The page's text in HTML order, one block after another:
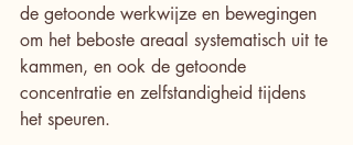
de getoonde werkwijze en bewegingen
om het beboste areaal systematisch uit te
kammen, en ook de getoonde
concentratie en zelfstandigheid tijdens
het speuren.